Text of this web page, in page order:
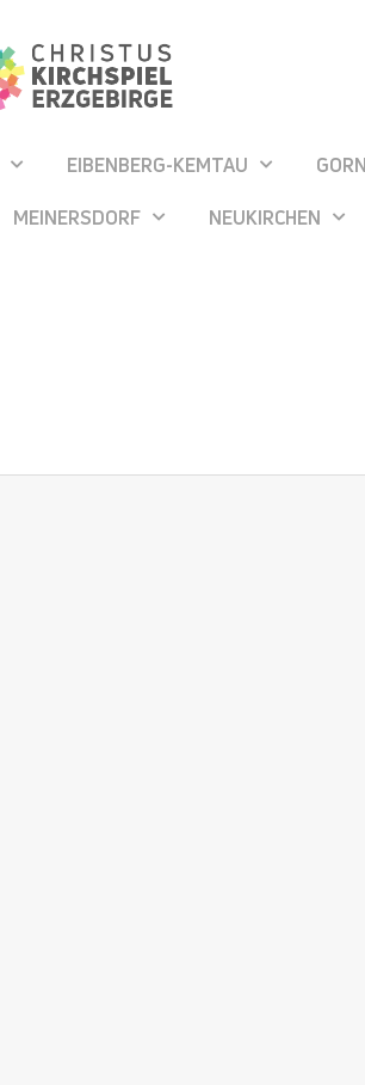
EIBENBERG-KEMTAU
MEINERSDORF NEUKIRCHEN